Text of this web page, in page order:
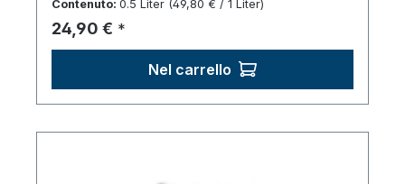
Contenuto: 0.5 Liter (49,80 € / 1 Liter)
Prezzo normale:
24,90 € *
Nel carrello